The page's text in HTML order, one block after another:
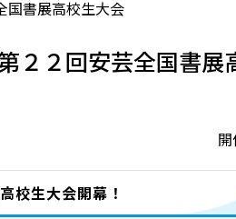
国書展高校生大会
２２回安芸全国書展
校生大会開幕！